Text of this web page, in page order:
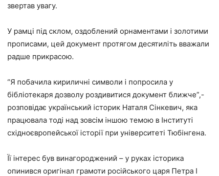
звертав увагу.
У рамці під склом, оздоблений орнаментами і золотими
прописами, цей документ протягом десятиліть вважали
радше прикрасою.
“Я побачила кириличні символи і попросила у
бібліотекаря дозволу роздивитися документ ближче”,-
розповідає український історик Наталя Сінкевич, яка
працювала тоді над зовсім іншою темою в Інституті
східноєвропейської історії при університеті Тюбінгена.
Її інтерес був винагороджений – у руках історика
опинився оригінал грамоти російського царя Петра I